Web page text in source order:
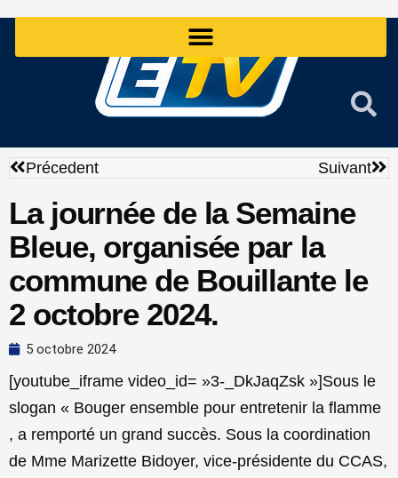
Précédent
Précedent Suivant
La journée de la Semaine
Bleue, organisée par la
commune de Bouillante le
2 octobre 2024.
5 octobre 2024
[youtube_iframe video_id= »3-_DkJaqZsk »]Sous le
slogan « Bouger ensemble pour entretenir la flamme
, a remporté un grand succès. Sous la coordination
de Mme Marizette Bidoyer, vice-présidente du CCAS,